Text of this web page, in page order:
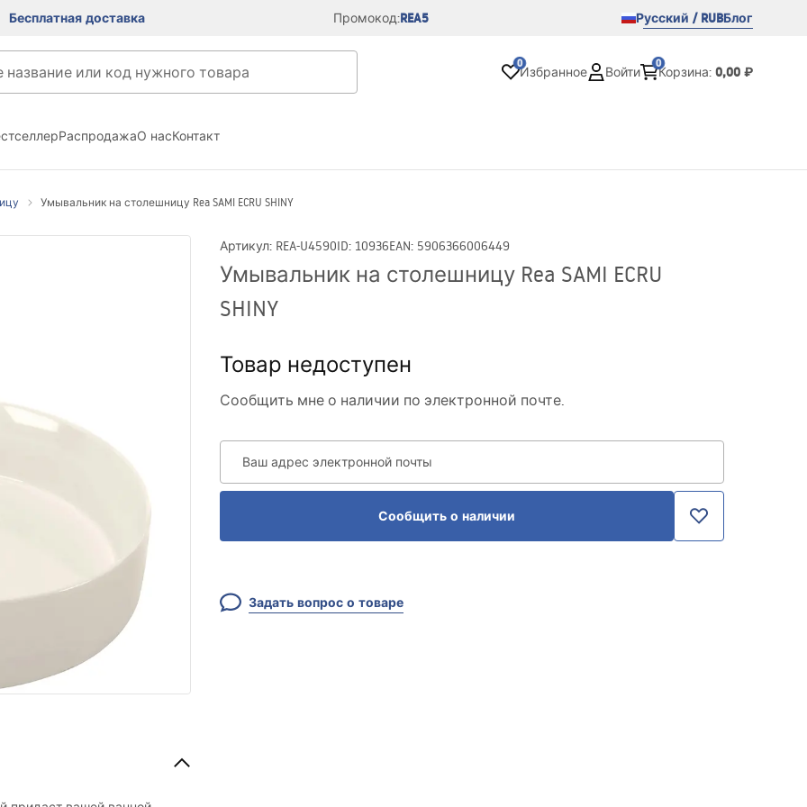
Бесплатная доставка Промокод:REA5 Русский / RUBБлог
0
Избранное Войти
0
Корзина: 0,00 ₽
РаспродажаО насКонтакт
Умывальник на столешницу Rea SAMI ECRU SHINY
Артикул: REA-U4590ID: 10936EAN: 5906366006449
Умывальник на столешницу Rea SAMI ECRU
SHINY
Товар недоступен
Сообщить мне о наличии по электронной почте.
Ваш адрес электронной почты
Сообщить о наличии
Задать вопрос о товаре